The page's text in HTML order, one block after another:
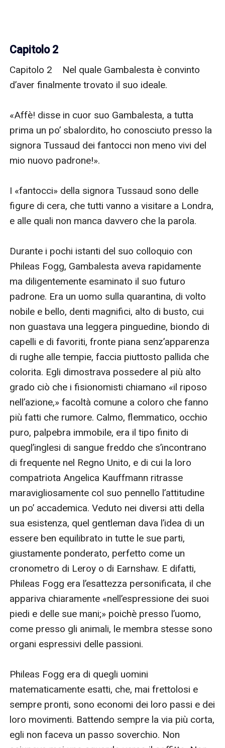
Capitolo 2
Capitolo 2    Nel quale Gambalesta è convinto
d’aver finalmente trovato il suo ideale.
«Affè! disse in cuor suo Gambalesta, a tutta
prima un po’ sbalordito, ho conosciuto presso la
signora Tussaud dei fantocci non meno vivi del
mio nuovo padrone!».
I «fantocci» della signora Tussaud sono delle
figure di cera, che tutti vanno a visitare a Londra,
e alle quali non manca davvero che la parola.
Durante i pochi istanti del suo colloquio con
Phileas Fogg, Gambalesta aveva rapidamente
ma diligentemente esaminato il suo futuro
padrone. Era un uomo sulla quarantina, di volto
nobile e bello, denti magnifici, alto di busto, cui
non guastava una leggera pinguedine, biondo di
capelli e di favoriti, fronte piana senz’apparenza
di rughe alle tempie, faccia piuttosto pallida che
colorita. Egli dimostrava possedere al più alto
grado ciò che i fisionomisti chiamano «il riposo
nell’azione,» facoltà comune a coloro che fanno
più fatti che rumore. Calmo, flemmatico, occhio
puro, palpebra immobile, era il tipo finito di
quegl’inglesi di sangue freddo che s’incontrano
di frequente nel Regno Unito, e di cui la loro
compatriota Angelica Kauffmann ritrasse
maravigliosamente col suo pennello l’attitudine
un po’ accademica. Veduto nei diversi atti della
sua esistenza, quel gentleman dava l’idea di un
essere ben equilibrato in tutte le sue parti,
giustamente ponderato, perfetto come un
cronometro di Leroy o di Earnshaw. E difatti,
Phileas Fogg era l’esattezza personificata, il che
appariva chiaramente «nell’espressione dei suoi
piedi e delle sue mani;» poichè presso l’uomo,
come presso gli animali, le membra stesse sono
organi espressivi delle passioni.
Phileas Fogg era di quegli uomini
matematicamente esatti, che, mai frettolosi e
sempre pronti, sono economi dei loro passi e dei
loro movimenti. Battendo sempre la via più corta,
egli non faceva un passo soverchio. Non